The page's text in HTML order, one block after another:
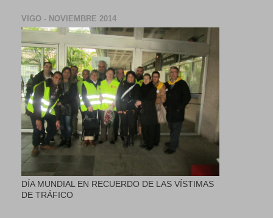
VIGO - NOVIEMBRE 2014
DÍA MUNDIAL EN RECUERDO DE LAS VÍSTIMAS
DE TRÁFICO